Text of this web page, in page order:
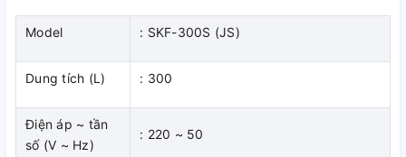
Model : SKF-300S (JS)
Dung tích (L) : 300
Điện áp ~ tần
số (V ~ Hz)
: 220 ~ 50